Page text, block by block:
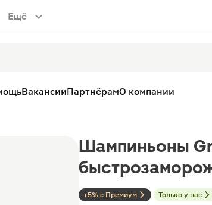
Ещё
ВакансииПартнёрамО компании
+5% с Премиум Только у нас
Шампиньоны